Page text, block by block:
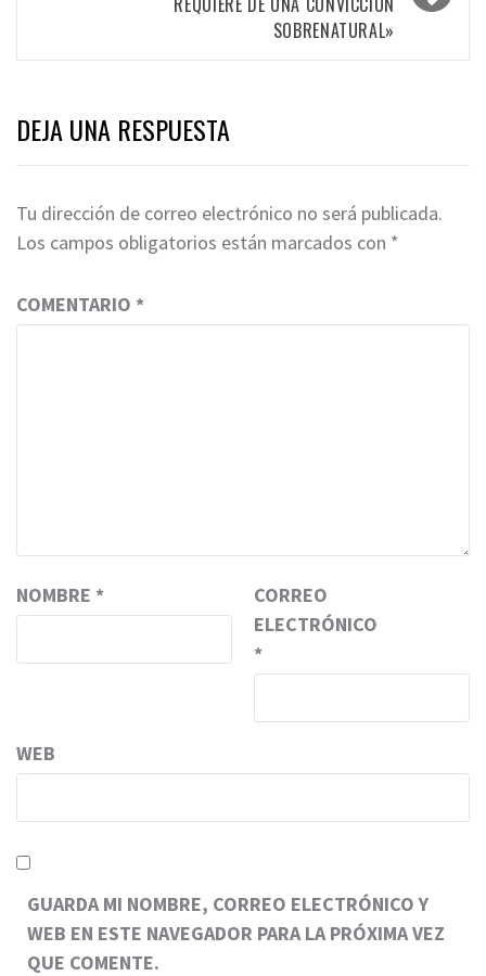
SOBRENATURAL»
DEJA UNA RESPUESTA
Tu dirección de correo electrónico no será publicada.
Los campos obligatorios están marcados con *
COMENTARIO *
NOMBRE *
CORREO
ELECTRÓNICO
*
WEB
GUARDA MI NOMBRE, CORREO ELECTRÓNICO Y
WEB EN ESTE NAVEGADOR PARA LA PRÓXIMA VEZ
QUE COMENTE.